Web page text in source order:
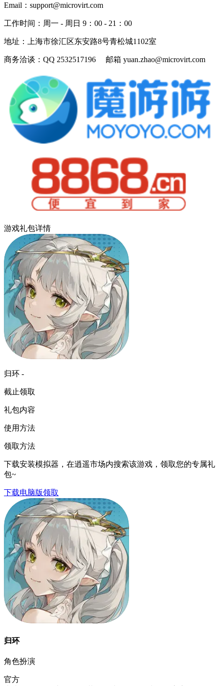
Email： support@microvirt.com
工作时间： 周一 - 周日 9：00 - 21：00
地址： 上海市徐汇区东安路8号青松城1102室
商务洽谈： QQ 2532517196 邮箱 yuan.zhao@microvirt.com
游戏礼包详情
归环 -
截止领取
礼包内容
使用方法
领取方法
下载安装模拟器，在逍遥市场内搜索该游戏，领取您的专属礼
包~
下载电脑版领取
归环
角色扮演
官方